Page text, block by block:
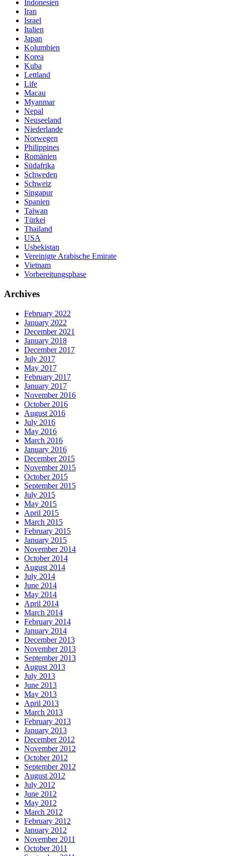
Indonesien
Iran
Israel
Italien
Japan
Kolumbien
Korea
Kuba
Lettland
Life
Macau
Myanmar
Nepal
Neuseeland
Niederlande
Norwegen
Philippines
Romänien
Südafrika
Schweden
Schweiz
Singapur
Spanien
Taiwan
Türkei
Thailand
USA
Usbekistan
Vereinigte Arabische Emirate
Vietnam
Vorbereitungsphase
Archives
February 2022
January 2022
December 2021
January 2018
December 2017
July 2017
May 2017
February 2017
January 2017
November 2016
October 2016
August 2016
July 2016
May 2016
March 2016
January 2016
December 2015
November 2015
October 2015
September 2015
July 2015
May 2015
April 2015
March 2015
February 2015
January 2015
November 2014
October 2014
August 2014
July 2014
June 2014
May 2014
April 2014
March 2014
February 2014
January 2014
December 2013
November 2013
September 2013
August 2013
July 2013
June 2013
May 2013
April 2013
March 2013
February 2013
January 2013
December 2012
November 2012
October 2012
September 2012
August 2012
July 2012
June 2012
May 2012
March 2012
February 2012
January 2012
November 2011
October 2011